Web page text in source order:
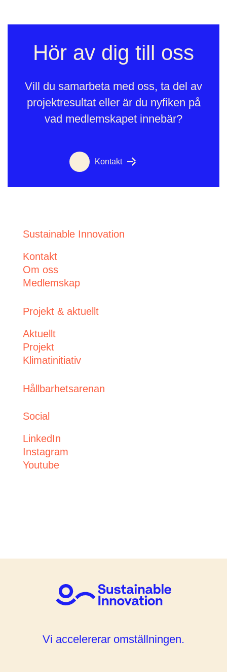
Hör av dig till oss
Vill du samarbeta med oss, ta del av
projektresultat eller är du nyfiken på
vad medlemskapet innebär?
Kontakt
Sustainable Innovation
Kontakt
Om oss
Medlemskap
Projekt & aktuellt
Aktuellt
Projekt
Klimatinitiativ
Hållbarhetsarenan
Social
LinkedIn
Instagram
Youtube
Vi accelererar omställningen.